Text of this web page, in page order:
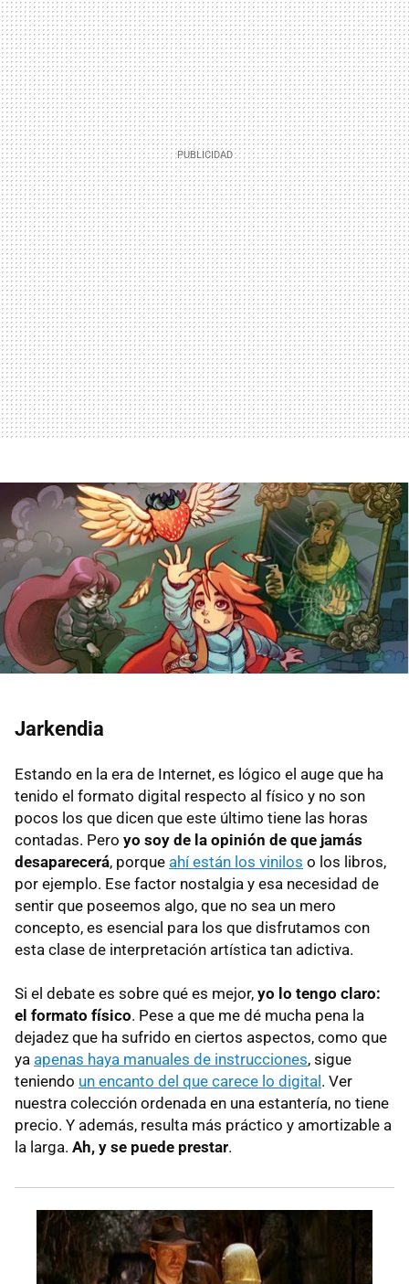
Jarkendia
Estando en la era de Internet, es lógico el auge que ha
tenido el formato digital respecto al físico y no son
pocos los que dicen que este último tiene las horas
contadas. Pero yo soy de la opinión de que jamás
desaparecerá, porque ahí están los vinilos o los libros,
por ejemplo. Ese factor nostalgia y esa necesidad de
sentir que poseemos algo, que no sea un mero
concepto, es esencial para los que disfrutamos con
esta clase de interpretación artística tan adictiva.
Si el debate es sobre qué es mejor, yo lo tengo claro:
el formato físico. Pese a que me dé mucha pena la
dejadez que ha sufrido en ciertos aspectos, como que
ya apenas haya manuales de instrucciones, sigue
teniendo un encanto del que carece lo digital . Ver
nuestra colección ordenada en una estantería, no tiene
precio. Y además, resulta más práctico y amortizable a
la larga. Ah, y se puede prestar.